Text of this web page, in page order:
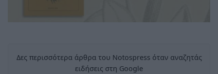
Δες περισσότερα άρθρα του Notospress όταν αναζητάς
ειδήσεις στη Google